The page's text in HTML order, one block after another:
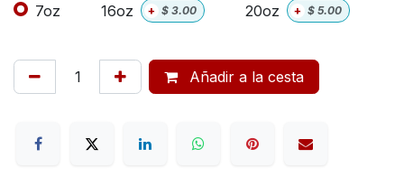
7oz 16oz + $ 3.00 20oz + $ 5.00
Añadir a la cesta